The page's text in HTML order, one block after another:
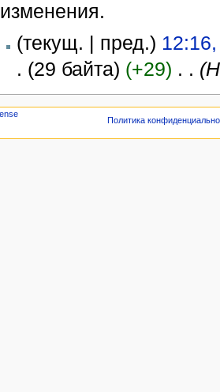
изменения.
(текущ. | пред.)
. (29 байта) (+29) . .
Политика